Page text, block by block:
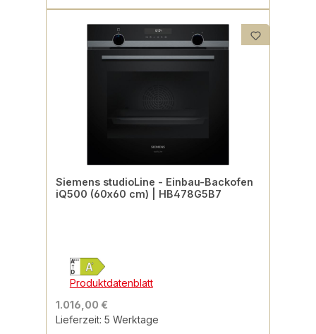
Siemens studioLine - Einbau-Backofen
iQ500 (60x60 cm) | HB478G5B7
Produktdatenblatt
1.016,00 €
Lieferzeit: 5 Werktage